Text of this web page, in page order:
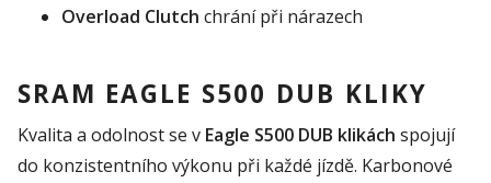
Overload Clutch chrání při nárazech
SRAM EAGLE S500 DUB KLIKY
Kvalita a odolnost se v Eagle S500 DUB klikách spojují
do konzistentního výkonu při každé jízdě. Karbonové